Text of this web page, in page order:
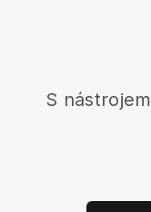
S nástrojem